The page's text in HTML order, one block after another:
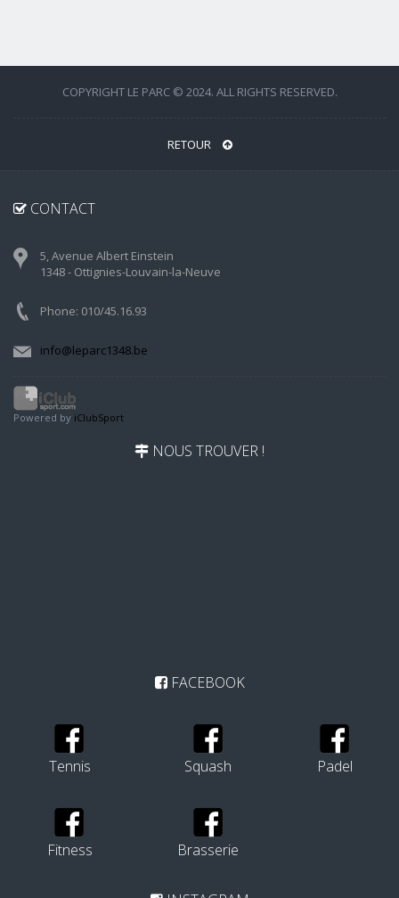
COPYRIGHT LE PARC © 2024. ALL RIGHTS RESERVED.
RETOUR
CONTACT
5, Avenue Albert Einstein
1348 - Ottignies-Louvain-la-Neuve
Phone: 010/45.16.93
info@leparc1348.be
Powered by iClubSport
NOUS TROUVER !
FACEBOOK
Tennis Squash Padel
Fitness Brasserie